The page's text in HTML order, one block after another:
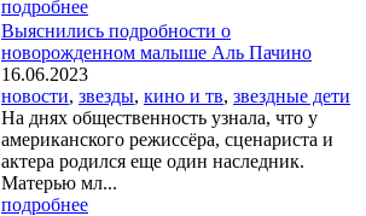
подробнее
Выяснились подробности о
новорожденном малыше Аль Пачино
16.06.2023
новости, звезды, кино и тв, звездные дети
На днях общественность узнала, что у
американского режиссёра, сценариста и
актера родился еще один наследник.
Матерью мл...
подробнее